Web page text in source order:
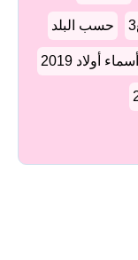
حسب البلد
أولاد 2019